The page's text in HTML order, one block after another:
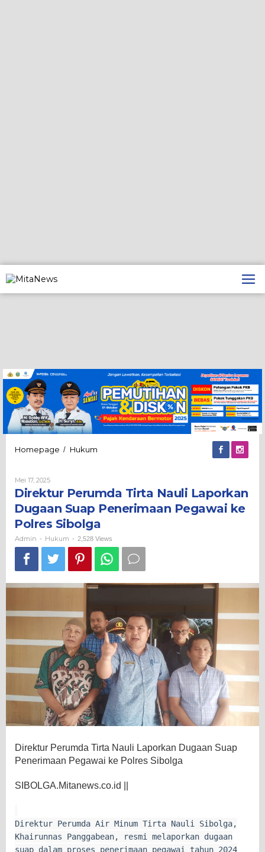
ke
konten
Homepage / Hukum
Laporkan
Suap
Penerimaan
ke
Polres
Sibolga
Mei 17, 2025Oleh
Direktur Perumda Tirta Nauli Laporkan
Dugaan Suap Penerimaan Pegawai ke
Polres Sibolga
Admin - Hukum - 2,528 Views
Direktur Perumda Tirta Nauli Laporkan Dugaan Suap
Penerimaan Pegawai ke Polres Sibolga
SIBOLGA.Mitanews.co.id ||
Direktur Perumda Air Minum Tirta Nauli Sibolga,
Khairunnas Panggabean, resmi melaporkan dugaan
suap dalam proses penerimaan pegawai tahun 2024